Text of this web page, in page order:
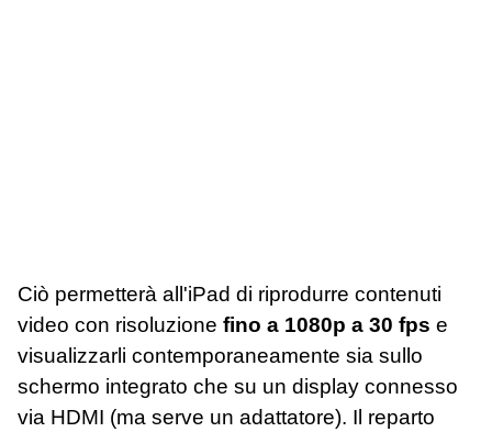
Ciò permetterà all'iPad di riprodurre contenuti
video con risoluzione fino a 1080p a 30 fps e
visualizzarli contemporaneamente sia sullo
schermo integrato che su un display connesso
via HDMI (ma serve un adattatore). Il reparto